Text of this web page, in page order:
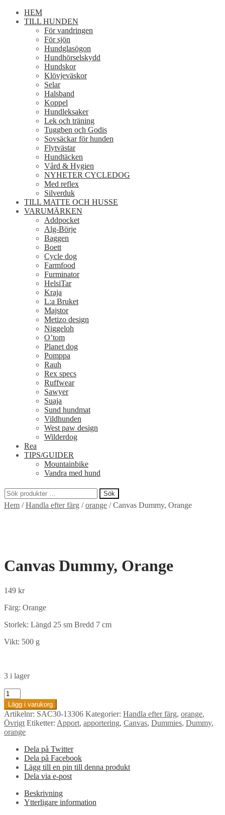
HEM
TILL HUNDEN
För vandringen
För sjön
Hundglasögon
Hundhörselskydd
Hundskor
Klövjeväskor
Selar
Halsband
Koppel
Hundleksaker
Lek och träning
Tuggben och Godis
Sovsäckar för hunden
Flytvästar
Hundtäcken
Vård & Hygien
NYHETER CYCLEDOG
Med reflex
Silverduk
TILL MATTE OCH HUSSE
VARUMÄRKEN
Addpocket
Alg-Börje
Baggen
Boett
Cycle dog
Farmfood
Furminator
HelsiTar
Kraja
L:a Bruket
Majstor
Metizo design
Niggeloh
O’tom
Planet dog
Pomppa
Rauh
Rex specs
Ruffwear
Sawyer
Suaja
Sund hundmat
Vildhunden
West paw design
Wilderdog
Rea
TIPS/GUIDER
Mountainbike
Vandra med hund
Sök
efter:
Sök
Hem /Handla efter färg /orange /Canvas Dummy, Orange
Canvas Dummy, Orange
149 kr
Färg: Orange
Storlek: Längd 25 sm Bredd 7 cm
Vikt: 500 g
3 i lager
Canvas
Dummy,
Orange
mängd
Lägg i varukorg
Artikelnr: SAC30-13306 Kategorier: Handla efter färg, orange,
Övrigt Etiketter: Apport, apportering, Canvas, Dummies, Dummy,
orange
Dela på Twitter
Dela på Facebook
Lägg till en pin till denna produkt
Dela via e-post
Beskrivning
Ytterligare information